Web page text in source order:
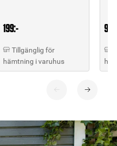
199:-
Tillgänglig för
hämtning i varuhus
99:-